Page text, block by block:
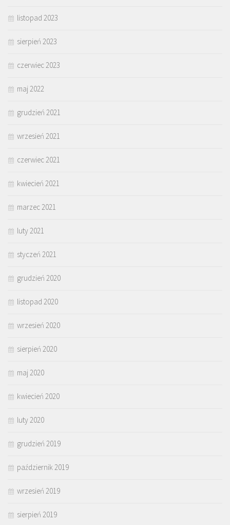
listopad 2023
sierpień 2023
czerwiec 2023
maj 2022
grudzień 2021
wrzesień 2021
czerwiec 2021
kwiecień 2021
marzec 2021
luty 2021
styczeń 2021
grudzień 2020
listopad 2020
wrzesień 2020
sierpień 2020
maj 2020
kwiecień 2020
luty 2020
grudzień 2019
październik 2019
wrzesień 2019
sierpień 2019